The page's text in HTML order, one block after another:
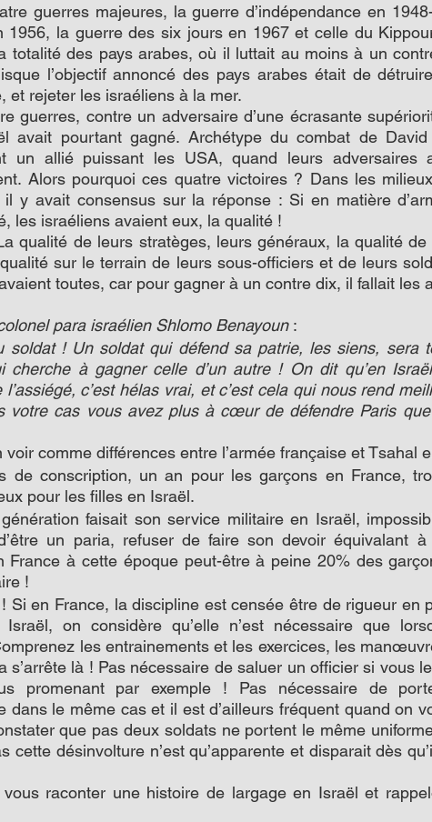
guerres majeures, la guerre d’indépendance en
1956, la guerre des six jours en 1967 et celle du
totalité des pays arabes, où il luttait au moins à un
l’objectif annoncé des pays arabes était de
et rejeter les israéliens à la mer.
guerres, contre un adversaire d’une écrasante
avait pourtant gagné. Archétype du combat de
un allié puissant les USA, quand leurs adversaires
Alors pourquoi ces quatre victoires ? Dans les
y avait consensus sur la réponse : Si en matière
les israéliens avaient eux, la qualité !
qualité de leurs stratèges, leurs généraux, la qualité de
sur le terrain de leurs sous-officiers et de leurs
toutes, car pour gagner à un contre dix, il fallait les
para israélien Shlomo Benayoun :
soldat ! Un soldat qui défend sa patrie, les siens, sera
cherche à gagner celle d’un autre ! On dit qu’en
l’assiégé, c’est hélas vrai, et c’est cela qui nous rend
votre cas vous avez plus à cœur de défendre Paris
comme différences entre l’armée française et Tsahal
de conscription, un an pour les garçons en France,
pour les filles en Israël.
génération faisait son service militaire en Israël,
un paria, refuser de faire son devoir équivalant
France à cette époque peut-être à peine 20% des
!
Si en France, la discipline est censée être de rigueur en
on considère qu’elle n’est nécessaire que
les entrainements et les exercices, les
s’arrête là ! Pas nécessaire de saluer un officier si vous
promenant par exemple ! Pas nécessaire de
dans le même cas et il est d’ailleurs fréquent quand on
que pas deux soldats ne portent le même
cette désinvolture n’est qu’apparente et disparait dès
vous raconter une histoire de largage en Israël et